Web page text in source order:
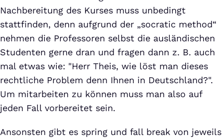
Nachbereitung des Kurses muss unbedingt
stattfinden, denn aufgrund der „socratic method“
nehmen die Professoren selbst die ausländischen
Studenten gerne dran und fragen dann z. B. auch
mal etwas wie: "Herr Theis, wie löst man dieses
rechtliche Problem denn Ihnen in Deutschland?".
Um mitarbeiten zu können muss man also auf
jeden Fall vorbereitet sein.
Ansonsten gibt es spring und fall break von jeweils